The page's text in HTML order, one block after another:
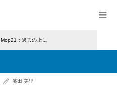
Mop21：過去の上に
濱田 美里